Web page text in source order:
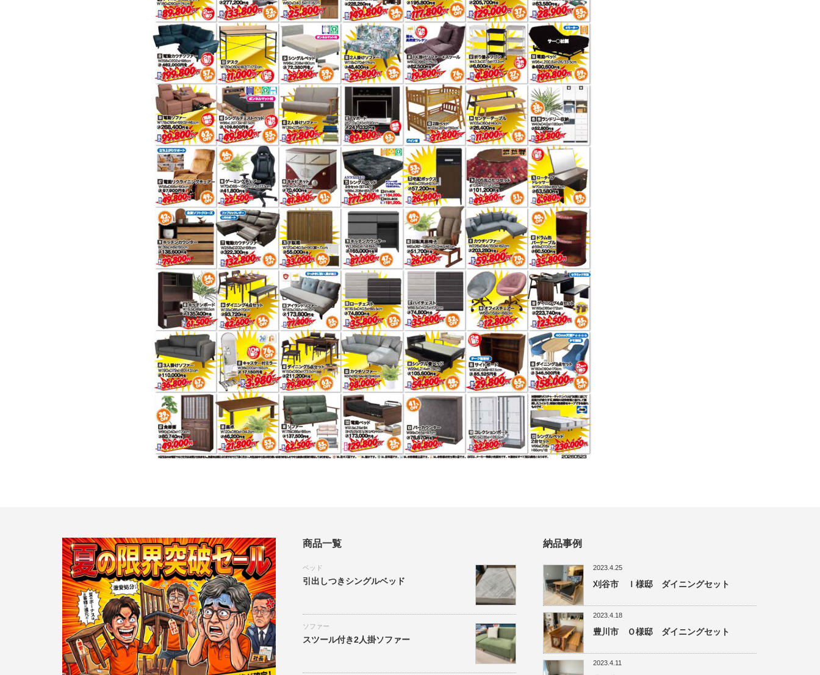
商品一覧
ベッド
引出しつきシングルベッド
ソファー
スツール付き2人掛ソファー
納品事例
2023.4.25
刈谷市 Ｉ様邸 ダイニングセット
2023.4.18
豊川市 Ｏ様邸 ダイニングセット
2023.4.11